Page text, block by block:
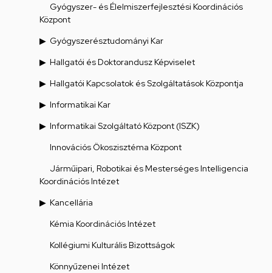
Gyógyszer- és Élelmiszerfejlesztési Koordinációs
Központ
Gyógyszerésztudományi Kar
Hallgatói és Doktorandusz Képviselet
Hallgatói Kapcsolatok és Szolgáltatások Központja
Informatikai Kar
Informatikai Szolgáltató Központ (ISZK)
Innovációs Ökoszisztéma Központ
Járműipari, Robotikai és Mesterséges Intelligencia
Koordinációs Intézet
Kancellária
Kémia Koordinációs Intézet
Kollégiumi Kulturális Bizottságok
Könnyűzenei Intézet